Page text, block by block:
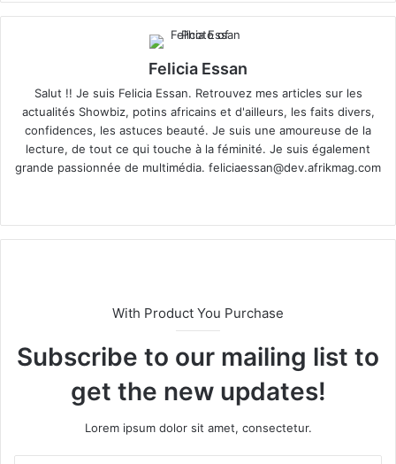
Felicia Essan
Salut !! Je suis Felicia Essan. Retrouvez mes articles sur les
actualités Showbiz, potins africains et d'ailleurs, les faits divers,
confidences, les astuces beauté. Je suis une amoureuse de la
lecture, de tout ce qui touche à la féminité. Je suis également
grande passionnée de multimédia. feliciaessan@dev.afrikmag.com
te
With Product You Purchase
Subscribe to our mailing list to
get the new updates!
Lorem ipsum dolor sit amet, consectetur.